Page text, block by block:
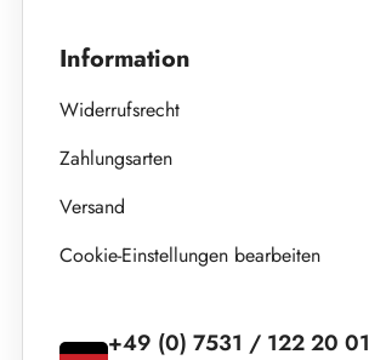
Information
Widerrufsrecht
Zahlungsarten
Versand
Cookie-Einstellungen bearbeiten
+49 (0) 7531 / 122 20 01